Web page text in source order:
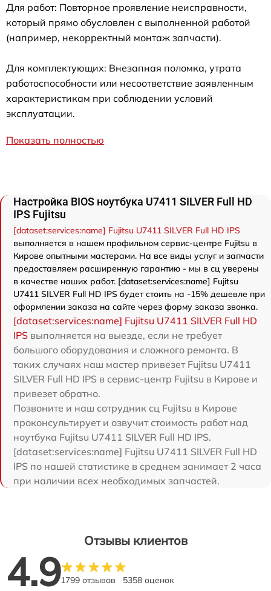
Для работ: Повторное проявление неисправности,
который прямо обусловлен с выполненной работой
(например, некорректный монтаж запчасти).
Для комплектующих: Внезапная поломка, утрата
работоспособности или несоответствие заявленным
характеристикам при соблюдении условий
эксплуатации.
Показать полностью
Настройка BIOS ноутбука U7411 SILVER Full HD
IPS Fujitsu
[dataset:services:name] Fujitsu U7411 SILVER Full HD IPS
выполняется в нашем профильном сервис-центре Fujitsu в
Кирове опытными мастерами. На все виды услуг и запчасти
предоставляем расширенную гарантию - мы в сц уверены
в качестве наших работ. [dataset:services:name] Fujitsu
U7411 SILVER Full HD IPS будет стоить на -15% дешевле при
оформлении заказа на сайте через форму заказа звонка.
[dataset:services:name] Fujitsu U7411 SILVER Full HD
IPS выполняется на выезде, если не требует
большого оборудования и сложного ремонта. В
таких случаях наш мастер привезет Fujitsu U7411
SILVER Full HD IPS в сервис-центр Fujitsu в Кирове и
привезет обратно.
Позвоните и наш сотрудник сц Fujitsu в Кирове
проконсультирует и озвучит стоимость работ над
ноутбука Fujitsu U7411 SILVER Full HD IPS.
[dataset:services:name] Fujitsu U7411 SILVER Full HD
IPS по нашей статистике в среднем занимает 2 часа
при наличии всех необходимых запчастей.
Отзывы клиентов
4.91799 отзывов 5358 оценок